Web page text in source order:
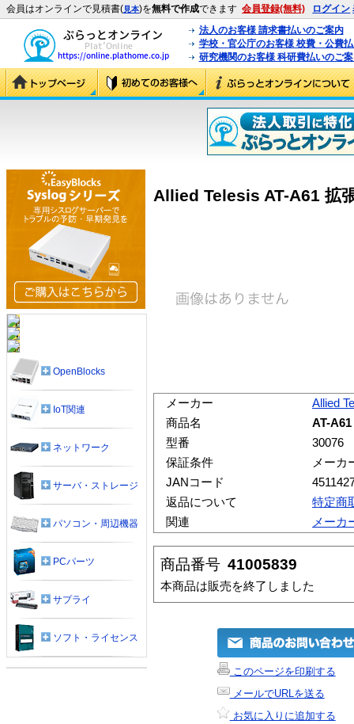
会員はオンラインで見積書(見本)を無料で作成できます 会員登録(無料) ログイン
法人のお客様 請求書払いのご案内
学校・官公庁のお客様 校費・公費
研究機関のお客様 科研費払いのご
Allied Telesis AT-A61 拡
メーカー
Allied
商品名
AT-
型番
30076
保証条件
メーカ
JANコード
返品について
特定商
関連
メーカ
商品番号 41005839
本商品は販売を終了しました
このページを印刷する
メールでURLを送る
お気に入りに追加する
OpenBlocks
IoT関連
ネットワーク
サーバ・ストレージ
パソコン・周辺機器
PCパーツ
サプライ
ソフト・ライセンス